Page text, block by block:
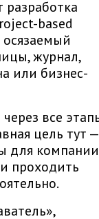
разработка
based
журнал,
или бизнес-
все
цель тут —
для
проходить